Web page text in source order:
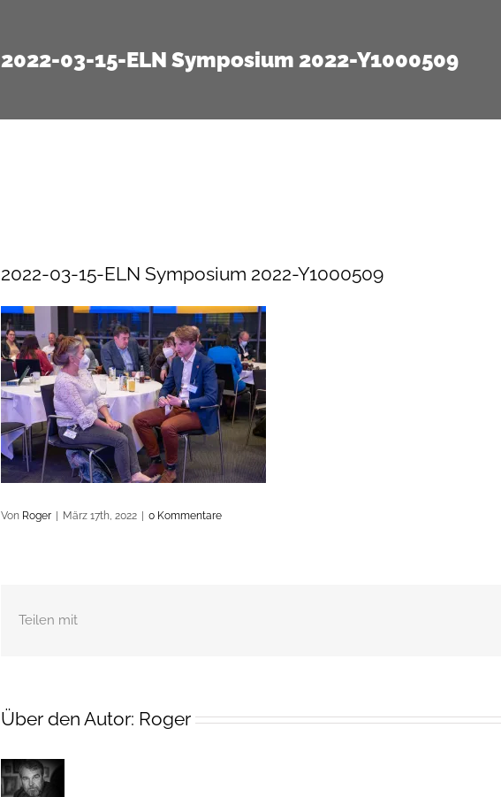
2022-03-15-ELN Symposium 2022-Y1000509
2022-03-15-ELN Symposium 2022-Y1000509
Von Roger März 17th, 2022 0 Kommentare
Teilen mit
Über den Autor: Roger